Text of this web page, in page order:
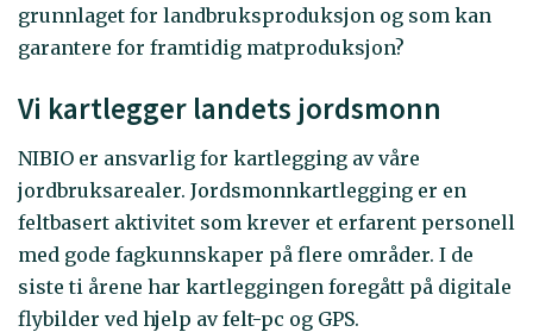
grunnlaget for landbruksproduksjon og som kan
garantere for framtidig matproduksjon?
Vi kartlegger landets jordsmonn
NIBIO er ansvarlig for kartlegging av våre
jordbruksarealer. Jordsmonnkartlegging er en
feltbasert aktivitet som krever et erfarent personell
med gode fagkunnskaper på flere områder. I de
siste ti årene har kartleggingen foregått på digitale
flybilder ved hjelp av felt-pc og GPS.